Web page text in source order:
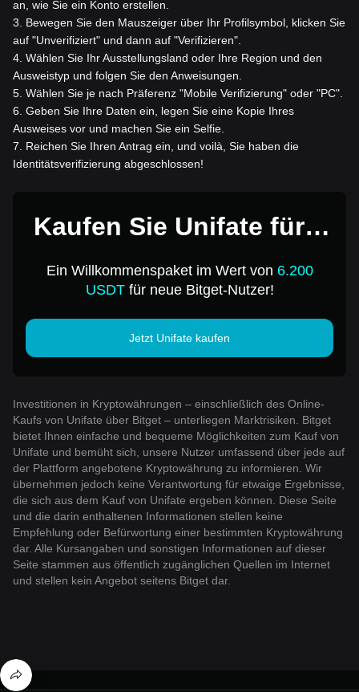
an, wie Sie ein Konto erstellen.
3
Bewegen Sie den Mauszeiger über Ihr Profilsymbol, klicken Sie
auf "Unverifiziert" und dann auf "Verifizieren".
4 Wählen Sie Ihr Ausstellungsland oder Ihre Region und den
Ausweistyp und folgen Sie den Anweisungen.
5 Wählen Sie je nach Präferenz "Mobile Verifizierung" oder "PC".
6 Geben Sie Ihre Daten ein, legen Sie eine Kopie Ihres
Ausweises vor und machen Sie ein Selfie.
7
Reichen Sie Ihren Antrag ein, und voilà, Sie haben die
Identitätsverifizierung abgeschlossen!
Kaufen Sie Unifate für 1
Ein Willkommenspaket im Wert von 6.200
USDTfür neue Bitget-Nutzer!
Jetzt Unifate kaufen
Investitionen in Kryptowährungen – einschließlich des Online-
Kaufs von Unifate über Bitget – unterliegen Marktrisiken. Bitget
bietet Ihnen einfache und bequeme Möglichkeiten zum Kauf von
Unifate und bemüht sich, unsere Nutzer umfassend über jede auf
der Plattform angebotene Kryptowährung zu informieren. Wir
übernehmen jedoch keine Verantwortung für etwaige Ergebnisse,
die sich aus dem Kauf von Unifate ergeben können. Diese Seite
und die darin enthaltenen Informationen stellen keine
Empfehlung oder Befürwortung einer bestimmten Kryptowährung
dar. Alle Kursangaben und sonstigen Informationen auf dieser
Seite stammen aus öffentlich zugänglichen Quellen im Internet
und stellen kein Angebot seitens Bitget dar.